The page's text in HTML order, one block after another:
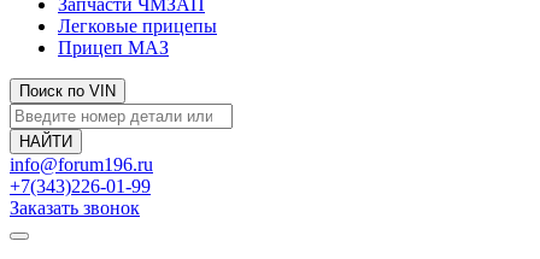
Запчасти ЧМЗАП
Легковые прицепы
Прицеп МАЗ
Поиск по VIN
info@forum196.ru
+7(343)226-01-99
Заказать звонок